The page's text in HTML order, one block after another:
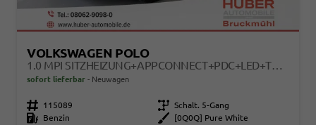
VOLKSWAGEN POLO
1.0 MPI SITZHEIZUNG+APPCONNECT+PDC+LED+TOUCH+LICHTSENSOR+MULTILENKRAD
sofort lieferbar Neuwagen
Fahrzeugnr. 115089 Getriebe Schalt. 5-Gang
Kraftstoff
Benzin Außenfarbe
[0Q0Q] Pure White